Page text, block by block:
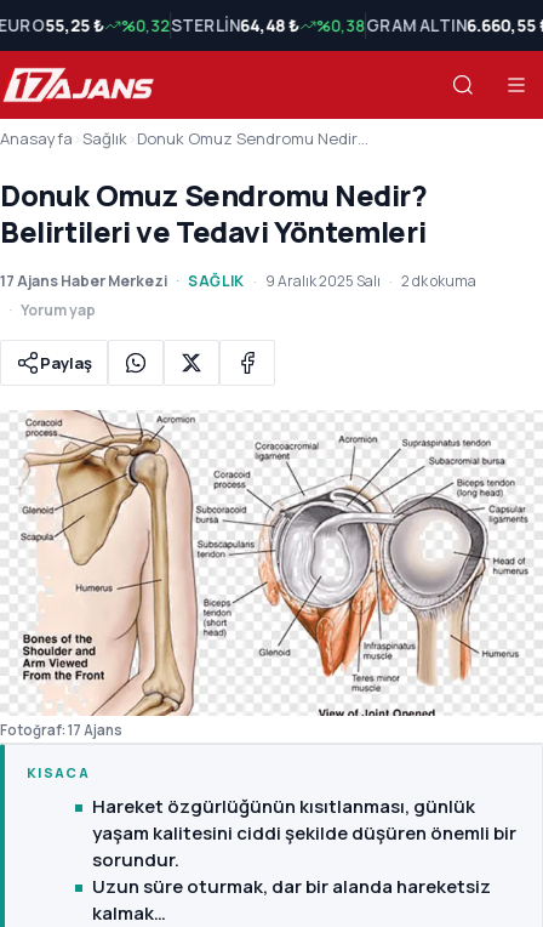
55,25 ₺ %0,32STERLİN64,48 ₺ %0,38GRAM ALTIN6.660,55
Anasayfa Sağlık Donuk Omuz Sendromu Nedir? Belirtileri ve Tedavi Yöntemleri
Donuk Omuz Sendromu Nedir?
Belirtileri ve Tedavi Yöntemleri
17 Ajans Haber Merkezi SAĞLIK 9 Aralık 2025 Salı
2 dk okuma
Yorum yap
Paylaş
Fotoğraf: 17 Ajans
KISACA
Hareket özgürlüğünün kısıtlanması, günlük
yaşam kalitesini ciddi şekilde düşüren önemli bir
sorundur.
Uzun süre oturmak, dar bir alanda hareketsiz
kalmak…